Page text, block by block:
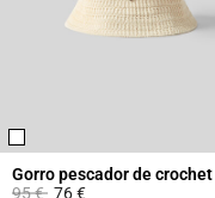
Gorro pescador de crochet
Price reduced from
95 €to76 €